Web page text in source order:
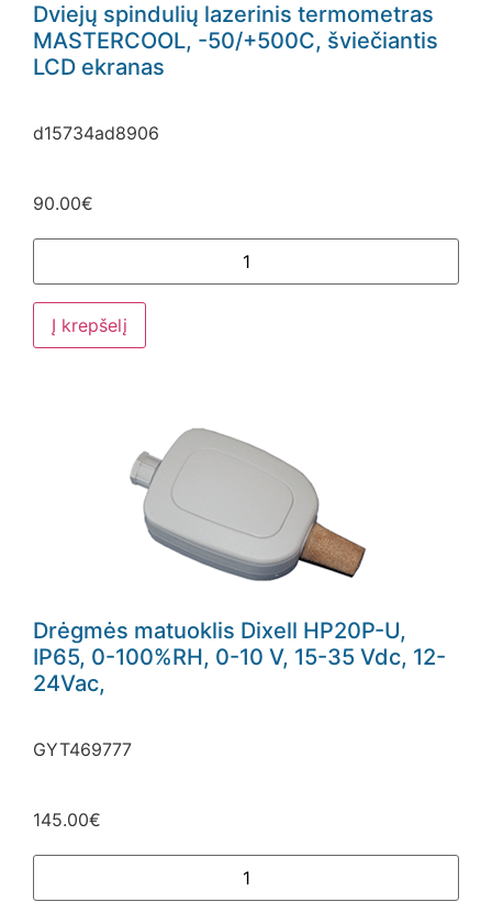
Dviejų spindulių lazerinis termometras
MASTERCOOL, -50/+500C, šviečiantis
LCD ekranas
d15734ad8906
90.00€
Į krepšelį
Drėgmės matuoklis Dixell HP20P-U,
IP65, 0-100%RH, 0-10 V, 15-35 Vdc, 12-
24Vac,
GYT469777
145.00€